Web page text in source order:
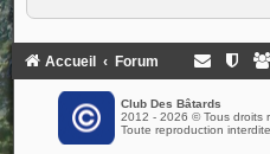
Accueil Forum
Club Des Bâtards
2012 - 2026 © Tous droits
Toute reproduction interdite